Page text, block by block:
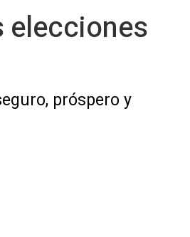
elecciones
próspero y